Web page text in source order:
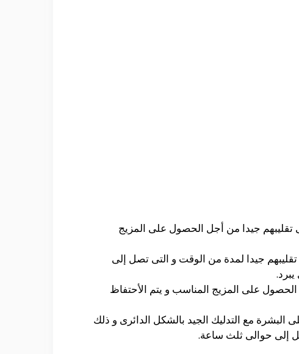
تقليبهم جيدا من أجل الحصول على المزيج
جيدا لمدة من الوقت و التى تصل إلى
على المزيج المناسب و يتم الأحتفاظ
البشرة مع التدليك الجيد بالشكل الدائرى و ذلك
إلى حوالى ثلث ساعة.